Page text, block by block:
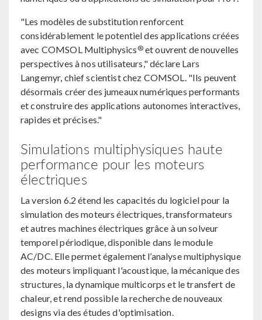
"Les modèles de substitution renforcent
considérablement le potentiel des applications créées
avec COMSOL Multiphysics ®et ouvrent de nouvelles
perspectives à nos utilisateurs," déclare Lars
Langemyr, chief scientist chez COMSOL. "Ils peuvent
désormais créer des jumeaux numériques performants
et construire des applications autonomes interactives,
rapides et précises."
Simulations multiphysiques haute
performance pour les moteurs
électriques
La version 6.2 étend les capacités du logiciel pour la
simulation des moteurs électriques, transformateurs
et autres machines électriques grâce à un solveur
temporel périodique, disponible dans le module
AC/DC. Elle permet également l’analyse multiphysique
des moteurs impliquant l'acoustique, la mécanique des
structures, la dynamique multicorps et le transfert de
chaleur, et rend possible la recherche de nouveaux
designs via des études d'optimisation.